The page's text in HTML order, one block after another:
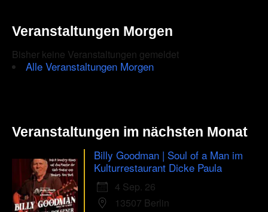
Veranstaltungen Morgen
Bisher keine Veranstaltungen gemeldet
Alle Veranstaltungen Morgen
Veranstaltungen im nächsten Monat
Billy Goodman | Soul of a Man im
Kulturrestaurant Dicke Paula
4 Sep. 26
13507 Berlin